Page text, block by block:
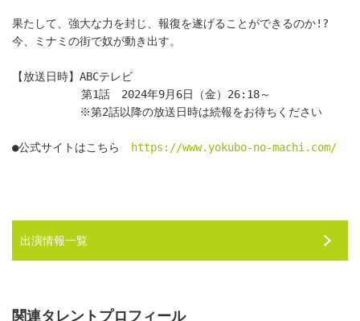
果たして、強大な力を封じ、報復を遂げることができるのか!?
今、ミナミの街で奴が動き出す。
【放送日時】ABCテレビ
第1話　2024年9月6日（金）26:18～
※第2話以降の放送日時は続報をお待ちください
●公式サイトはこちら https://www.yokubo-no-machi.com/
出演情報一覧
関連タレントプロフィール